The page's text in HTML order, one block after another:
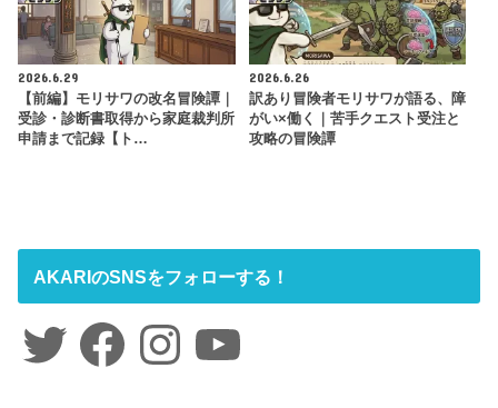
2026.6.29
【前編】モリサワの改名冒険譚｜
受診・診断書取得から家庭裁判所
申請まで記録【ト…
2026.6.26
訳あり冒険者モリサワが語る、障
がい×働く｜苦手クエスト受注と
攻略の冒険譚
AKARIのSNSをフォローする！
Twitter FacebookInstagramYouTube